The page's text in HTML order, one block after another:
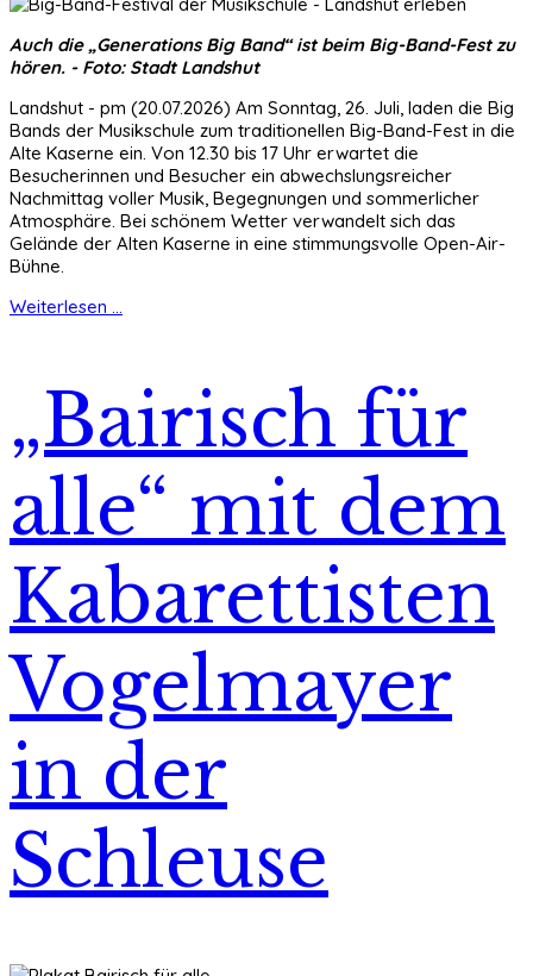
Auch die „Generations Big Band“ ist beim Big-Band-Fest zu
hören. - Foto: Stadt Landshut
Landshut - pm (20.07.2026) Am Sonntag, 26. Juli, laden die Big
Bands der Musikschule zum traditionellen Big-Band-Fest in die
Alte Kaserne ein. Von 12.30 bis 17 Uhr erwartet die
Besucherinnen und Besucher ein abwechslungsreicher
Nachmittag voller Musik, Begegnungen und sommerlicher
Atmosphäre. Bei schönem Wetter verwandelt sich das
Gelände der Alten Kaserne in eine stimmungsvolle Open-Air-
Bühne.
Weiterlesen ...
„Bairisch für
alle“ mit dem
Kabarettisten
Vogelmayer
in der
Schleuse